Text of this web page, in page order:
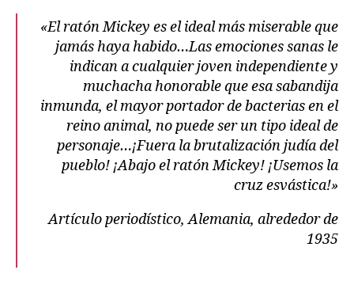
«El ratón Mickey es el ideal más miserable que
jamás haya habido…Las emociones sanas le
indican a cualquier joven independiente y
muchacha honorable que esa sabandija
inmunda, el mayor portador de bacterias en el
reino animal, no puede ser un tipo ideal de
personaje…¡Fuera la brutalización judía del
pueblo! ¡Abajo el ratón Mickey! ¡Usemos la
cruz esvástica!»
Artículo periodístico, Alemania, alrededor de
1935